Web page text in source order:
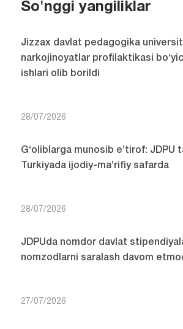
So'nggi yangiliklar
Jizzax davlat pedagogika
narkojinoyatlar profilaktikasi
ishlari olib borildi
28/07/2026
G‘oliblarga munosib e’tirof: JDPU
Turkiyada ijodiy-ma’rifiy safarda
28/07/2026
JDPUda nomdor davlat
nomzodlarni saralash davom
27/07/2026